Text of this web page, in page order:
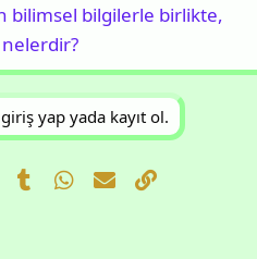
bilimsel bilgilerle birlikte,
yap yada kayıt ol.
PinterestTumblrWhatsApp
E-postaLink